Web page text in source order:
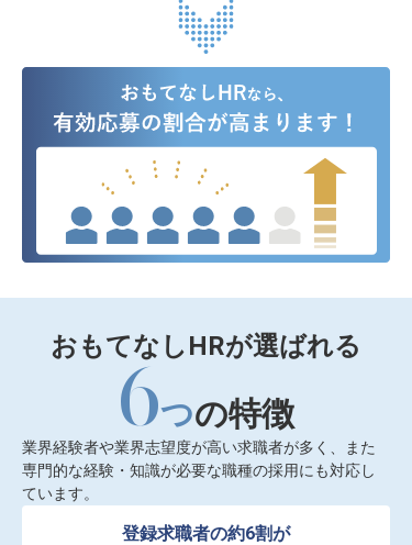
おもてなしHRが選ばれる
6つの特徴
業界経験者や業界志望度が高い求職者が多く、また
専門的な経験・知識が必要な職種の採用にも対応し
ています。
登録求職者の約6割が